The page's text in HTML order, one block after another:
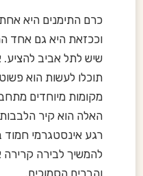
כרם התימנים היא
וככזאת היא גם אחד
שיש לתל אביב להציע.
תוכלו לעשות הוא
מקומות מיוחדים
האלה הוא קיר
רגע אינסטגרמי חמוד
להמשיך לבירה